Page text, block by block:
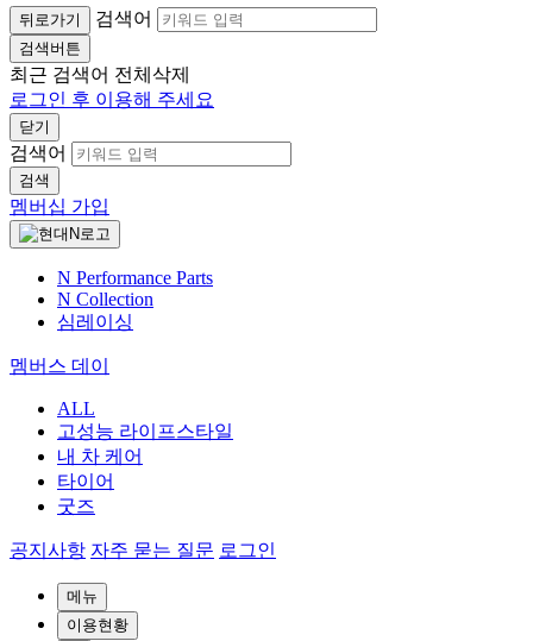
뒤로가기 검색어
검색버튼
최근 검색어 전체삭제
로그인 후 이용해 주세요
닫기
검색어
검색
멤버십 가입
N Performance Parts
N Collection
심레이싱
멤버스 데이
ALL
고성능 라이프스타일
내 차 케어
타이어
굿즈
공지사항 자주 묻는 질문 로그인
메뉴
이용현황